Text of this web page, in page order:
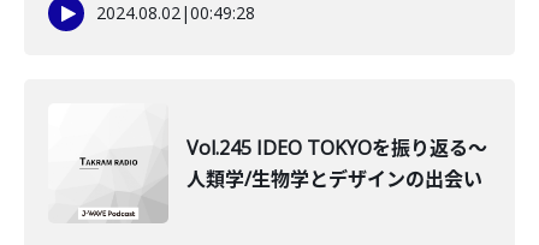
2024.08.02|00:49:28
Vol.245 IDEO TOKYOを振り返る〜
人類学/生物学とデザインの出会い